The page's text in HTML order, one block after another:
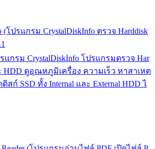
(โปรแกรม CrystalDiskInfo ตรวจ Harddisk
กรม CrystalDiskInfo โปรแกรมตรวจ Har
HDD ดูอุณหภูมิเครื่อง ความเร็ว หาสาเหต
สก์ SSD ทั้ง Internal และ External HDD ไ